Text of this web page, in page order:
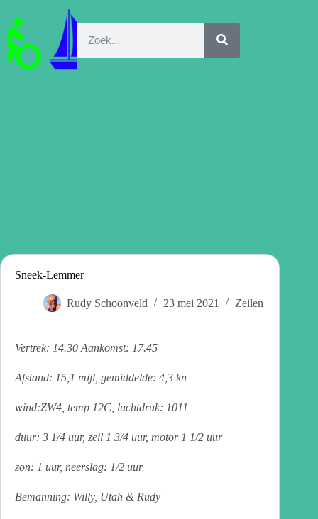
Sneek-Lemmer
Rudy Schoonveld 23 mei 2021 Zeilen
Vertrek: 14.30 Aankomst: 17.45
Afstand: 15,1 mijl, gemiddelde: 4,3 kn
wind:ZW4, temp 12C, luchtdruk: 1011
duur: 3 1/4 uur, zeil 1 3/4 uur, motor 1 1/2 uur
zon: 1 uur, neerslag: 1/2 uur
Bemanning: Willy, Utah & Rudy